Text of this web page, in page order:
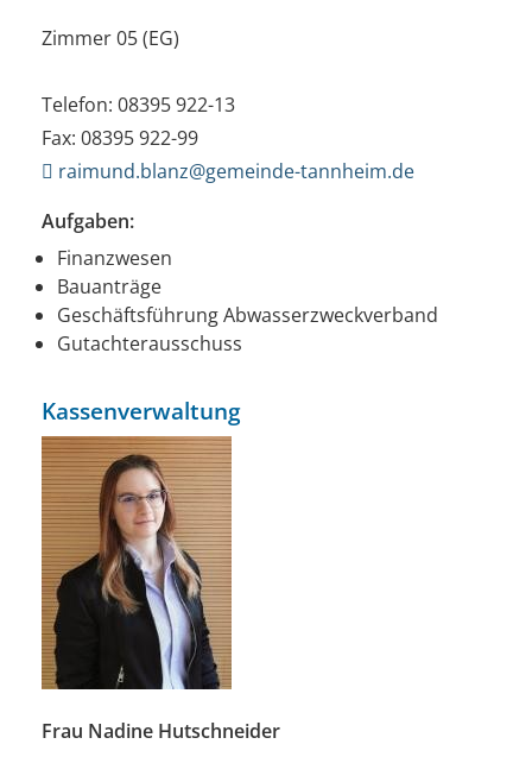
Zimmer 05 (EG)
Telefon: 08395 922-13
Fax: 08395 922-99
raimund.blanz@gemeinde-tannheim.de
Aufgaben:
Finanzwesen
Bauanträge
Geschäftsführung Abwasserzweckverband
Gutachterausschuss
Kassenverwaltung
Frau Nadine Hutschneider